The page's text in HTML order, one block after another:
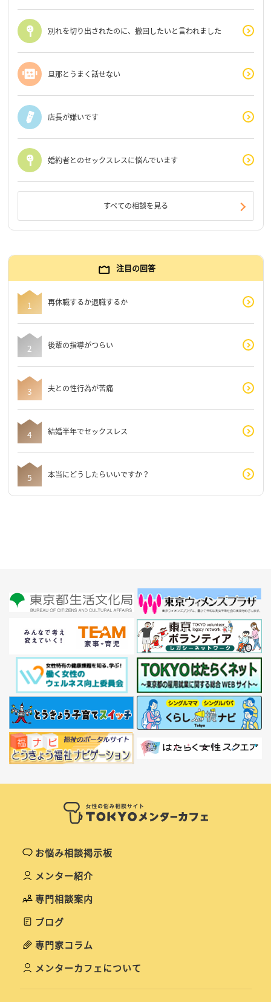
別れを切り出されたのに、撤回したいと言われました
旦那とうまく話せない
店長が嫌いです
婚約者とのセックスレスに悩んでいます
すべての相談を見る
注目の回答
再休職するか退職するか
後輩の指導がつらい
夫との性行為が苦痛
結婚半年でセックスレス
本当にどうしたらいいですか？
お悩み相談掲示板
メンター紹介
専門相談案内
ブログ
専門家コラム
メンターカフェについて